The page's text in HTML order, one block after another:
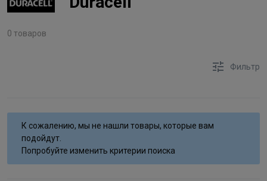
0 товаров
Фильтр
К сожалению, мы не нашли товары, которые вам
подойдут.
Попробуйте изменить критерии поиска